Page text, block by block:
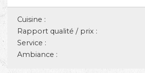
Cuisine :
Rapport qualité / prix :
Service :
Ambiance :